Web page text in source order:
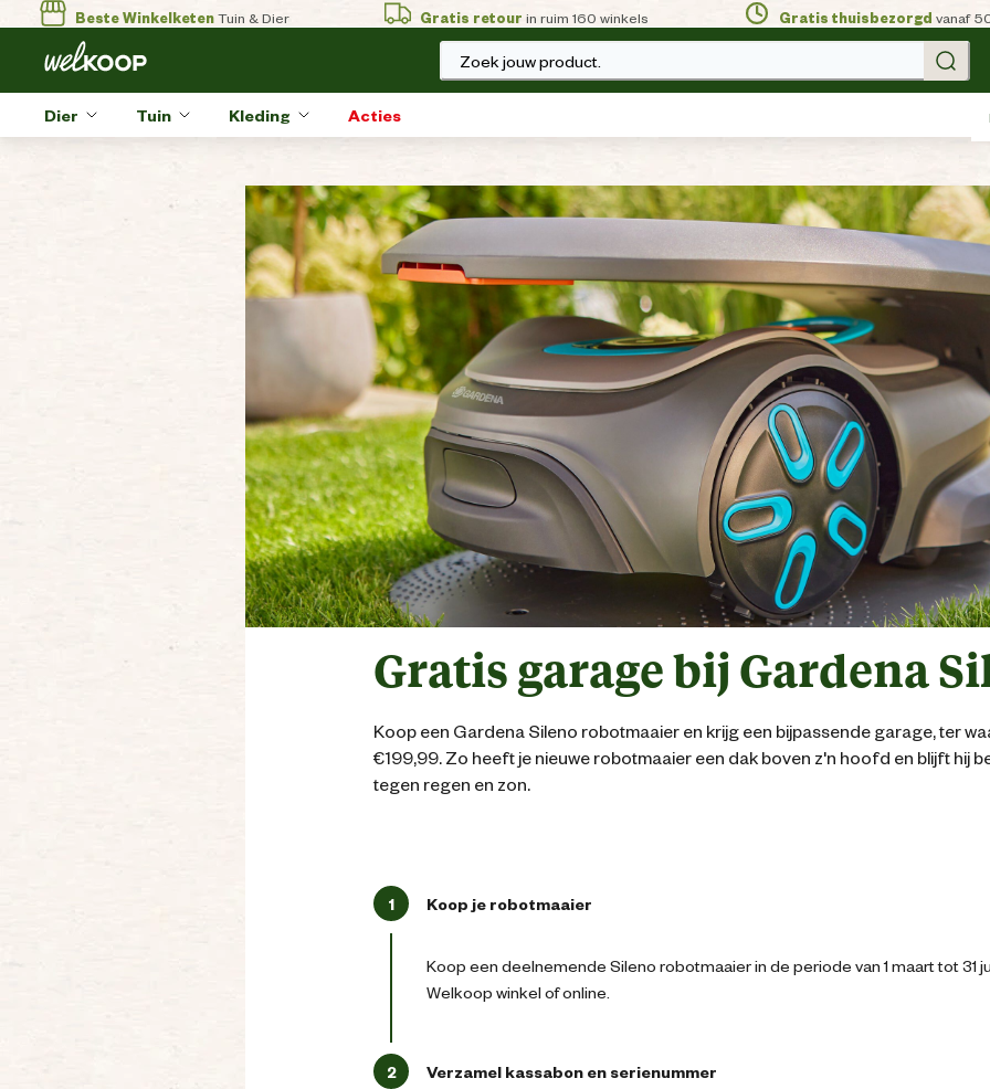
Beste WinkelketenTuin & Dier Gratis retour in ruim 160 winkels Gratis thuisbezorgd vanaf
Zoek jouw product.
Dier Tuin Kleding Acties
Gratis garage bij Gardena
Koop een Gardena Sileno robotmaaier en krijg een bijpassende garage, ter
€199,99. Zo heeft je nieuwe robotmaaier een dak boven z'n hoofd en blijft hij
tegen regen en zon.
1 Koop je robotmaaier
Koop een deelnemende Sileno robotmaaier in de periode van 1 maart tot 31
Welkoop winkel of online.
2 Verzamel kassabon en serienummer